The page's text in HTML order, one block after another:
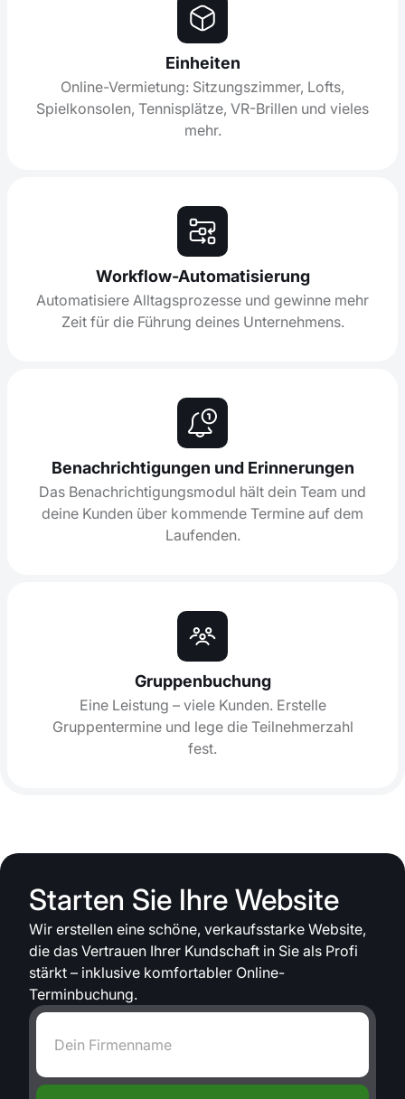
Einheiten
Online-Vermietung: Sitzungszimmer, Lofts,
Spielkonsolen, Tennisplätze, VR-Brillen und vieles
mehr.
Workflow-Automatisierung
Automatisiere Alltagsprozesse und gewinne mehr
Zeit für die Führung deines Unternehmens.
Benachrichtigungen und Erinnerungen
Das Benachrichtigungsmodul hält dein Team und
deine Kunden über kommende Termine auf dem
Laufenden.
Gruppenbuchung
Eine Leistung – viele Kunden. Erstelle
Gruppentermine und lege die Teilnehmerzahl
fest.
Starten Sie Ihre Website
Wir erstellen eine schöne, verkaufsstarke Website,
die das Vertrauen Ihrer Kundschaft in Sie als Profi
stärkt – inklusive komfortabler Online-
Terminbuchung.